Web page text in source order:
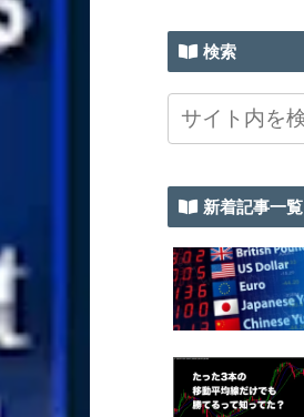
検索
新着記事一覧